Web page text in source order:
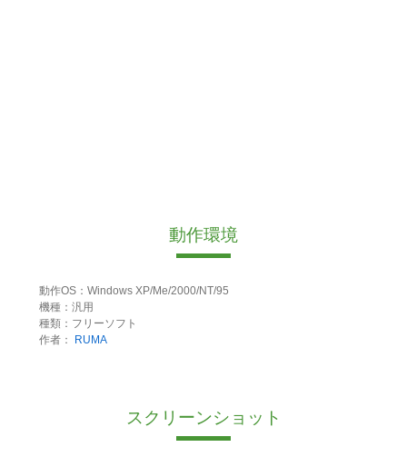
動作環境
動作OS：Windows XP/Me/2000/NT/95
機種：汎用
種類：フリーソフト
作者：
RUMA
スクリーンショット